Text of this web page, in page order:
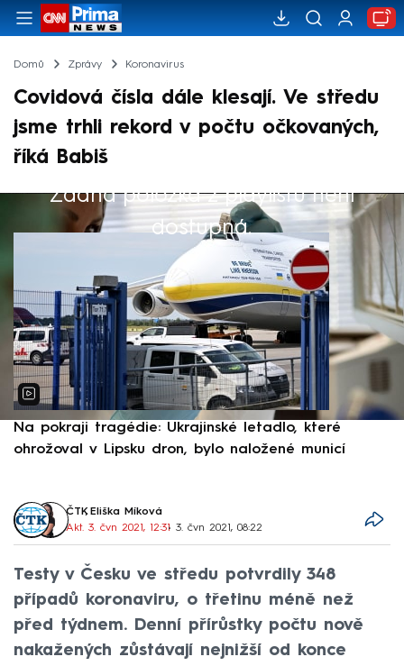
Domů Zprávy Koronavirus
Covidová čísla dále klesají. Ve středu
jsme trhli rekord v počtu očkovaných,
říká Babiš
Žádná položka z playlistu není
dostupná.
Výběr redakce
Na pokraji tragédie: Ukrajinské letadlo, které
ohrožoval v Lipsku dron, bylo naložené municí
ČTK, Eliška Míková
Akt. 3. čvn 2021, 12:31• 3. čvn 2021, 08:22
Testy v Česku ve středu potvrdily 348
případů koronaviru, o třetinu méně než
před týdnem. Denní přírůstky počtu nově
nakažených zůstávají nejnižší od konce